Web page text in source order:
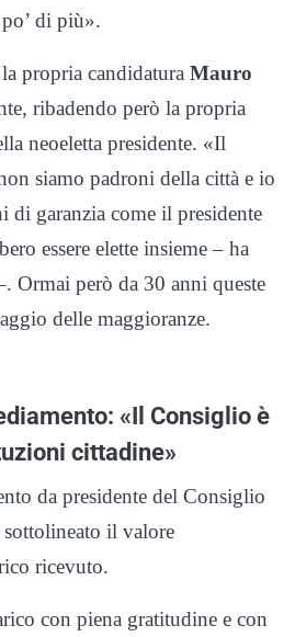
di più».
propria candidatura Mauro
ribadendo però la propria
neoeletta presidente. «Il
siamo padroni della città e io
di garanzia come il presidente
essere elette insieme – ha
Ormai però da 30 anni queste
delle maggioranze.
«Il Consiglio è
cittadine»
da presidente del Consiglio
il valore
ricevuto.
con piena gratitudine e con